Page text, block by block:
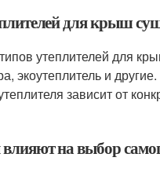
для крыш
утеплителей для
экоутеплитель и
зависит от
на выбор